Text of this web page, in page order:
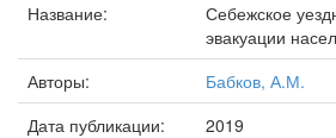
Название:
Себежское
эвакуации
Авторы:
Бабков, А.М.
Дата публикации:
2019